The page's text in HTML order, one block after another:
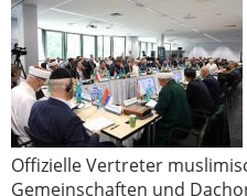
Offizielle Vertreter
Gemeinschaften und